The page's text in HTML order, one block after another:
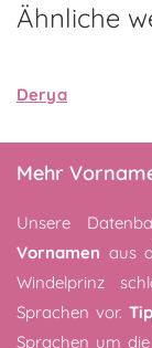
Ähnliche
Derya
Mehr
Unsere
Vornamen aus
Windelprinz
Sprachen vor.
Sprachen um